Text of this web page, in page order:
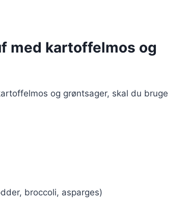
med kartoffelmos og
og grøntsager, skal du bruge
broccoli, asparges)